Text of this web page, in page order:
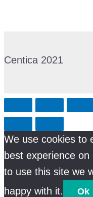
Centica 2021
We use cookies to
best experience
to use this site we
happy with it.
Ok